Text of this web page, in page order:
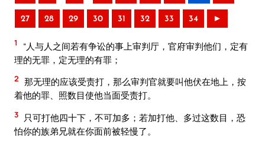
27 28 29 30 31 32 33 34 ►
1
“人与人之间若有争讼的事上审判厅，官府审判他们，定有
理的无罪，定无理的有罪；
2 那无理的应该受责打，那么审判官就要叫他伏在地上，按
着他的罪、照数目使他当面受责打。
3
只可打他四十下，不可加多；若加打他、多过这数目，恐
怕你的族弟兄就在你面前被轻慢了。